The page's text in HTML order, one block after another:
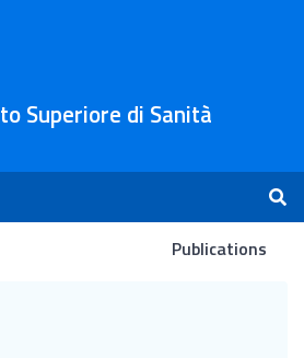
Superiore di Sanità
Publications